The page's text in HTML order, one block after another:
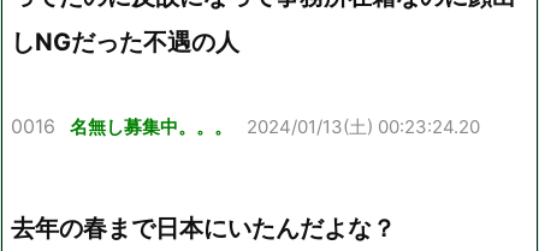
しNGだった不遇の人
0016 名無し募集中。。。 2024/01/13(土) 00:23:24.20
去年の春まで日本にいたんだよな？